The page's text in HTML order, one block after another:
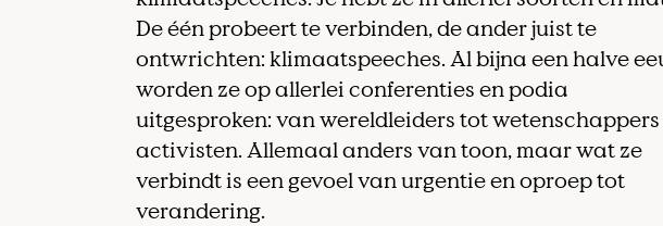
De één probeert te verbinden, de ander juist te
ontwrichten: klimaatspeeches. Al bijna een halve
worden ze op allerlei conferenties en podia
uitgesproken: van wereldleiders tot wetenschappers
activisten. Allemaal anders van toon, maar wat ze
verbindt is een gevoel van urgentie en oproep tot
verandering.